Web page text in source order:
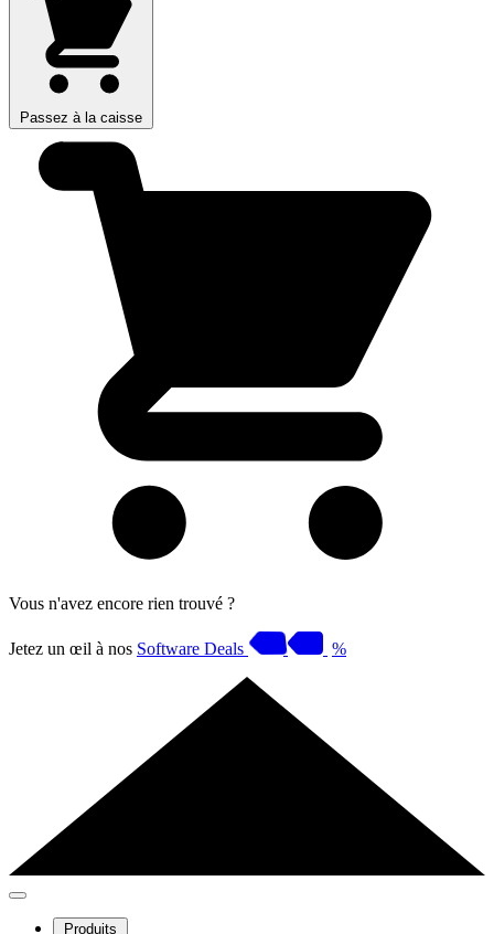
Passez à la caisse
Vous n'avez encore rien trouvé ?
Jetez un œil à nos Software Deals %
Produits